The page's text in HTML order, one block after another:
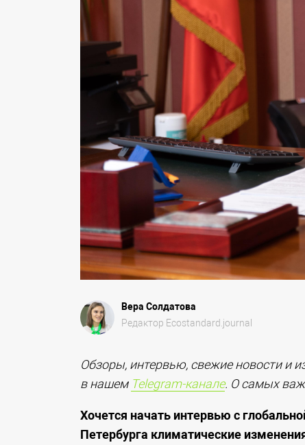
Вера Солдатова
Редактор Ecostandard.journal
Обзоры, интервью, свежие новости и
в нашем Telegram-канале. О самых
Хочется начать интервью с
Петербурга климатические